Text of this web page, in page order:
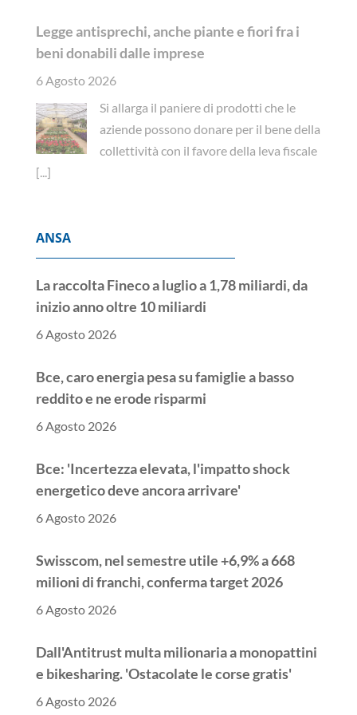
Legge antisprechi, anche piante e fiori fra i
beni donabili dalle imprese
6 Agosto 2026
Si allarga il paniere di prodotti che le
aziende possono donare per il bene della
collettività con il favore della leva fiscale
[...]
ANSA
La raccolta Fineco a luglio a 1,78 miliardi, da
inizio anno oltre 10 miliardi
6 Agosto 2026
Bce, caro energia pesa su famiglie a basso
reddito e ne erode risparmi
6 Agosto 2026
Bce: 'Incertezza elevata, l'impatto shock
energetico deve ancora arrivare'
6 Agosto 2026
Swisscom, nel semestre utile +6,9% a 668
milioni di franchi, conferma target 2026
6 Agosto 2026
Dall'Antitrust multa milionaria a monopattini
e bikesharing. 'Ostacolate le corse gratis'
6 Agosto 2026